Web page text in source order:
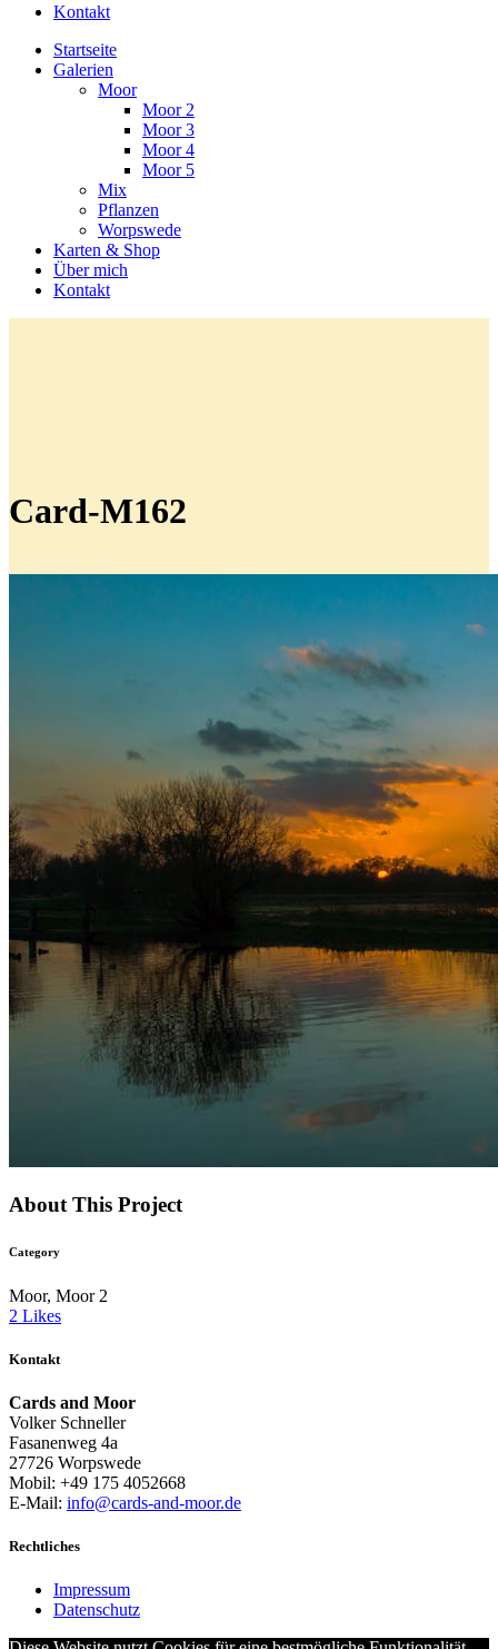
Kontakt
Startseite
Galerien
Moor
Moor 2
Moor 3
Moor 4
Moor 5
Mix
Pflanzen
Worpswede
Karten & Shop
Über mich
Kontakt
Card-M162
About This Project
Category
Moor, Moor 2
2 Likes
Kontakt
Cards and Moor
Volker Schneller
Fasanenweg 4a
27726 Worpswede
Mobil: +49 175 4052668
E-Mail: info@cards-and-moor.de
Rechtliches
Impressum
Datenschutz